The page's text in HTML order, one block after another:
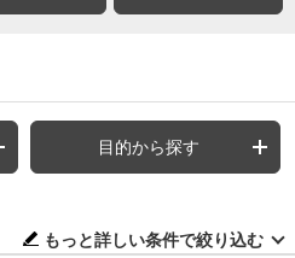
目的から探す
もっと詳しい条件で絞り込む